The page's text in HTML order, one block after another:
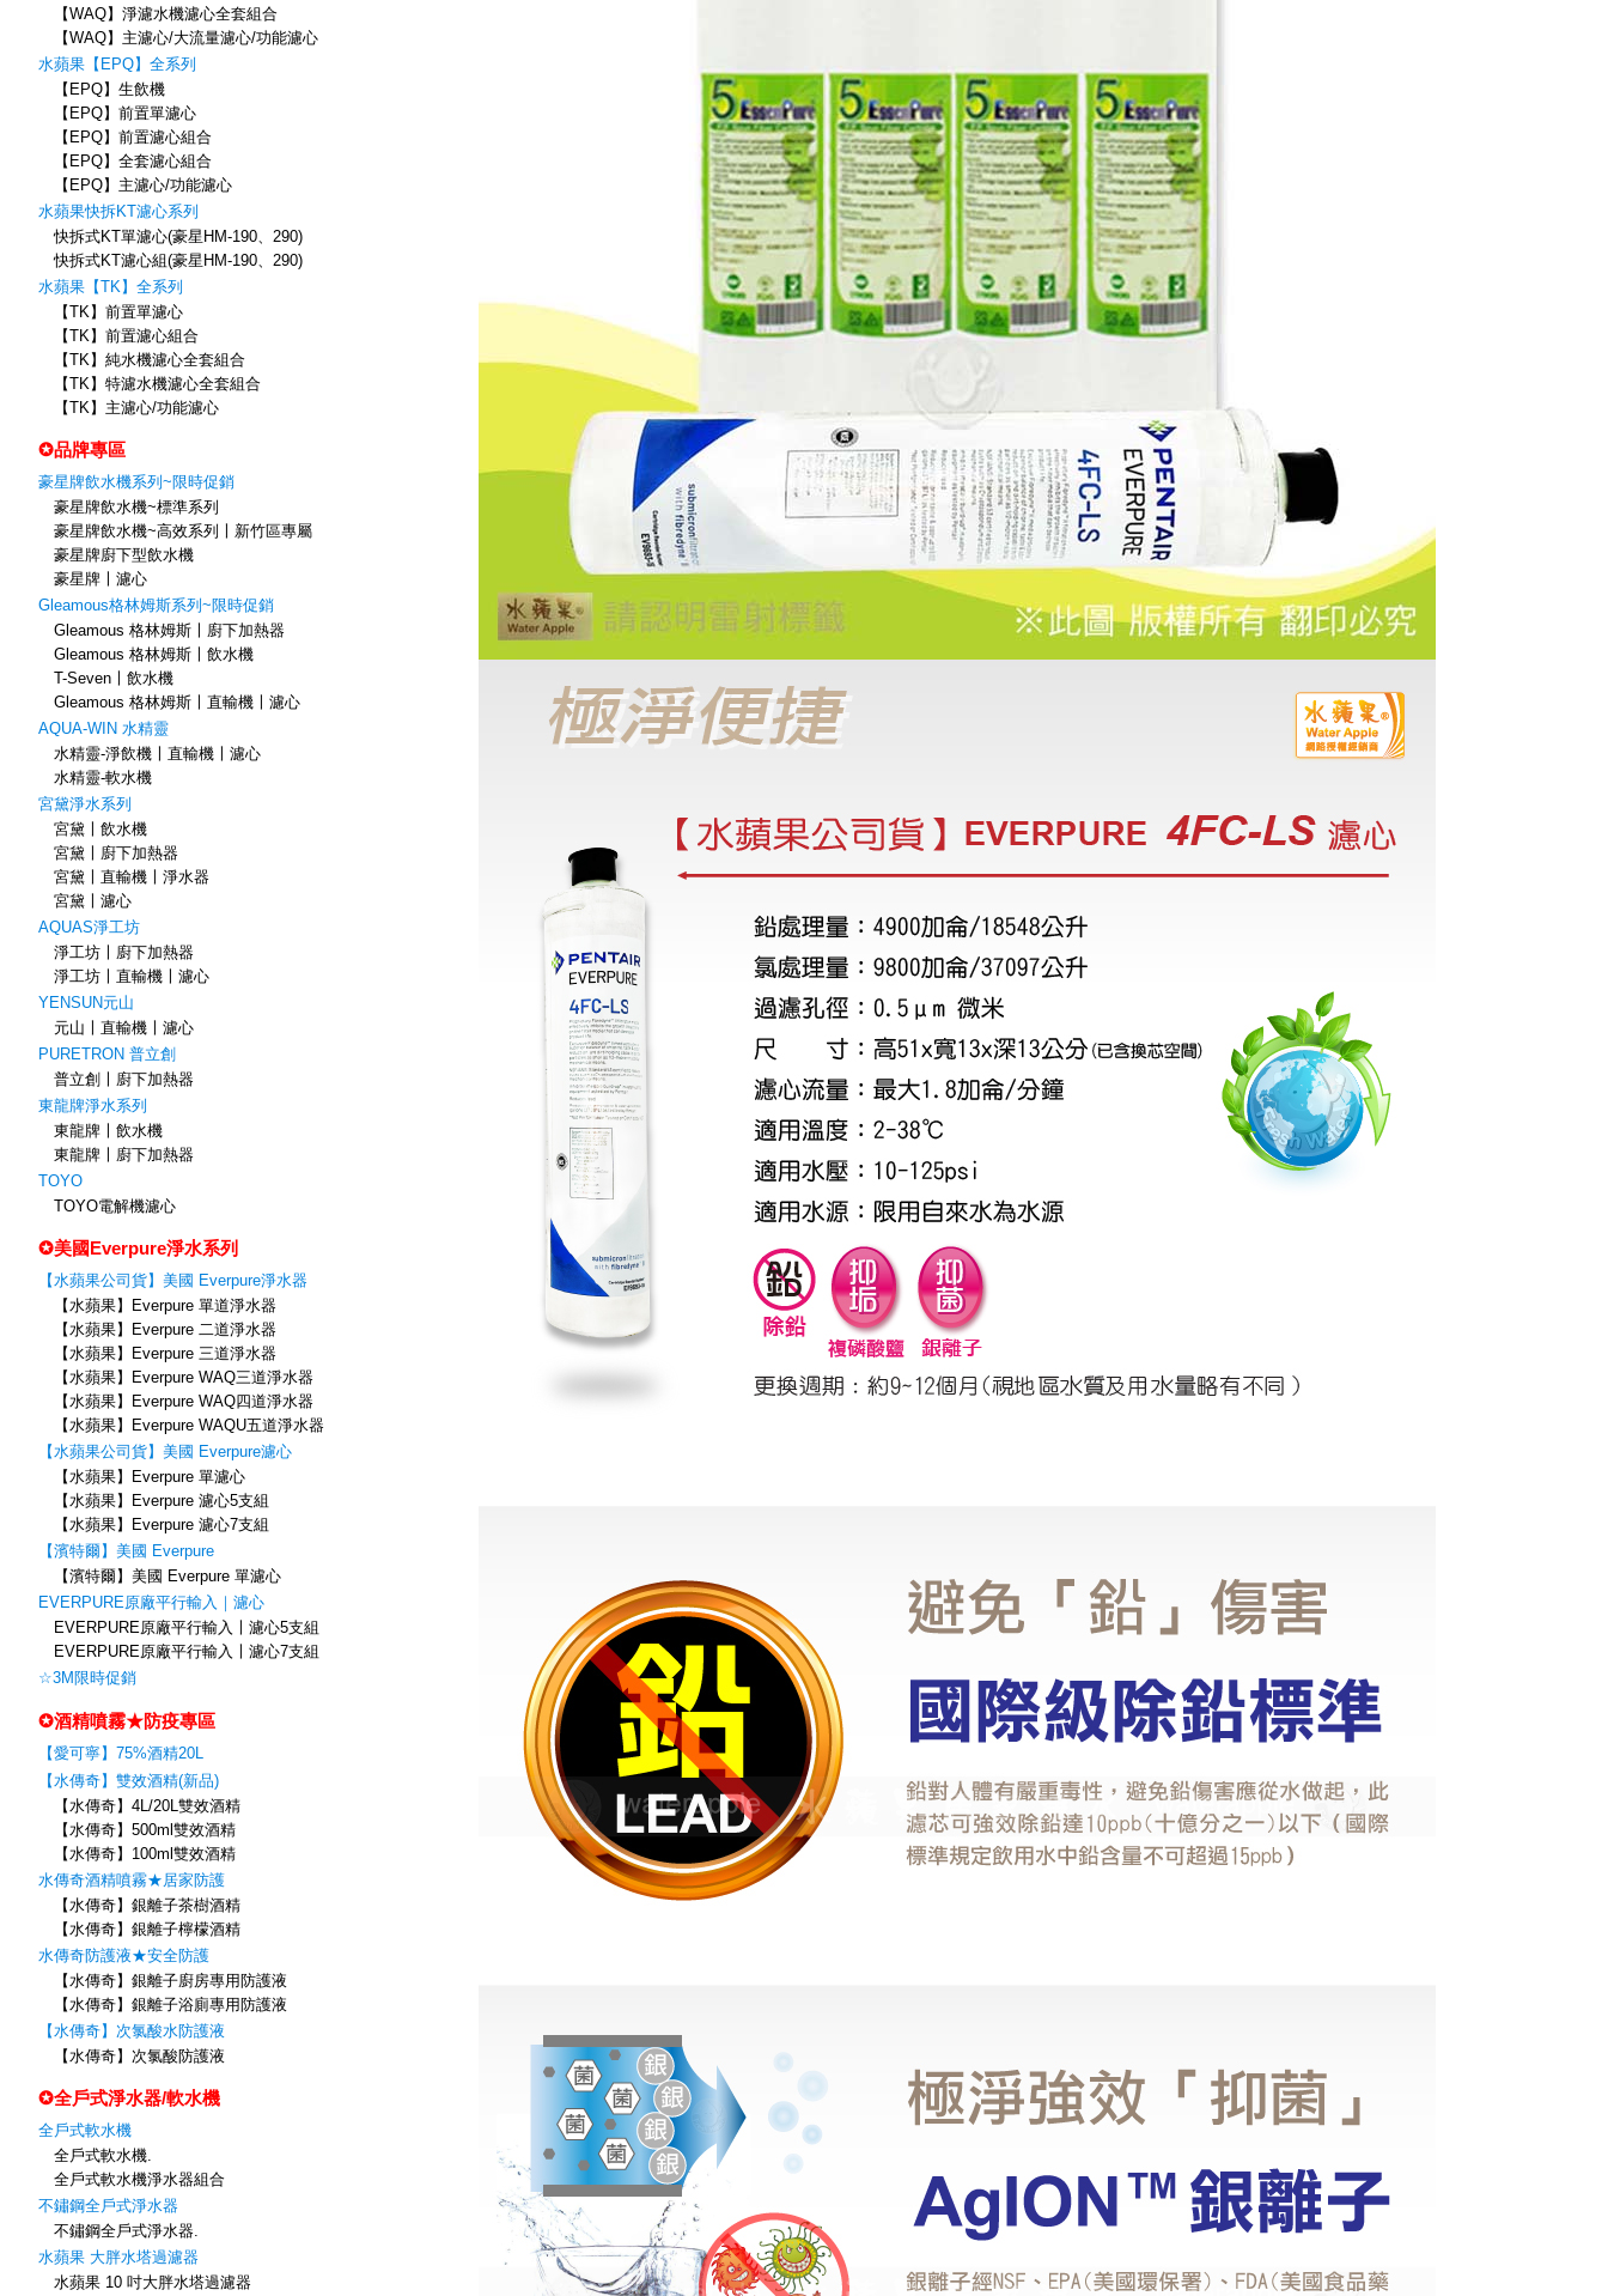
【WAQ】淨濾水機濾心全套組合
【WAQ】主濾心/大流量濾心/功能濾心
水蘋果【EPQ】全系列
【EPQ】生飲機
【EPQ】前置單濾心
【EPQ】前置濾心組合
【EPQ】全套濾心組合
【EPQ】主濾心/功能濾心
水蘋果快拆KT濾心系列
快拆式KT單濾心(豪星HM-190、290)
快拆式KT濾心組(豪星HM-190、290)
水蘋果【TK】全系列
【TK】前置單濾心
【TK】前置濾心組合
【TK】純水機濾心全套組合
【TK】特濾水機濾心全套組合
【TK】主濾心/功能濾心
✪品牌專區
豪星牌飲水機系列~限時促銷
豪星牌飲水機~標準系列
豪星牌飲水機~高效系列〡新竹區專屬
豪星牌廚下型飲水機
豪星牌〡濾心
Gleamous格林姆斯系列~限時促銷
Gleamous 格林姆斯〡廚下加熱器
Gleamous 格林姆斯〡飲水機
T-Seven〡飲水機
Gleamous 格林姆斯〡直輸機〡濾心
AQUA-WIN 水精靈
水精靈-淨飲機〡直輸機〡濾心
水精靈-軟水機
宮黛淨水系列
宮黛〡飲水機
宮黛〡廚下加熱器
宮黛〡直輸機〡淨水器
宮黛〡濾心
AQUAS淨工坊
淨工坊〡廚下加熱器
淨工坊〡直輸機〡濾心
YENSUN元山
元山〡直輸機〡濾心
PURETRON 普立創
普立創〡廚下加熱器
東龍牌淨水系列
東龍牌〡飲水機
東龍牌〡廚下加熱器
TOYO
TOYO電解機濾心
✪美國Everpure淨水系列
【水蘋果公司貨】美國 Everpure淨水器
【水蘋果】Everpure 單道淨水器
【水蘋果】Everpure 二道淨水器
【水蘋果】Everpure 三道淨水器
【水蘋果】Everpure WAQ三道淨水器
【水蘋果】Everpure WAQ四道淨水器
【水蘋果】Everpure WAQU五道淨水器
【水蘋果公司貨】美國 Everpure濾心
【水蘋果】Everpure 單濾心
【水蘋果】Everpure 濾心5支組
【水蘋果】Everpure 濾心7支組
【濱特爾】美國 Everpure
【濱特爾】美國 Everpure 單濾心
EVERPURE原廠平行輸入｜濾心
EVERPURE原廠平行輸入〡濾心5支組
EVERPURE原廠平行輸入〡濾心7支組
☆3M限時促銷
✪酒精噴霧★防疫專區
【愛可寧】75%酒精20L
【水傳奇】雙效酒精(新品)
【水傳奇】4L/20L雙效酒精
【水傳奇】500ml雙效酒精
【水傳奇】100ml雙效酒精
水傳奇酒精噴霧★居家防護
【水傳奇】銀離子茶樹酒精
【水傳奇】銀離子檸檬酒精
水傳奇防護液★安全防護
【水傳奇】銀離子廚房專用防護液
【水傳奇】銀離子浴廁專用防護液
【水傳奇】次氯酸水防護液
【水傳奇】次氯酸防護液
✪全戶式淨水器/軟水機
全戶式軟水機
全戶式軟水機.
全戶式軟水機淨水器組合
不鏽鋼全戶式淨水器
不鏽鋼全戶式淨水器.
水蘋果 大胖水塔過濾器
水蘋果 10 吋大胖水塔過濾器